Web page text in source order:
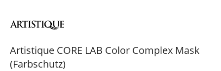
Artistique CORE LAB Color Complex Mask
(Farbschutz)